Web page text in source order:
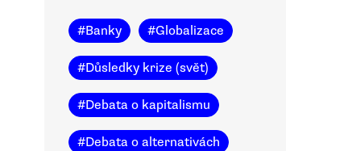
#Banky #Globalizace
#Důsledky krize (svět)
#Debata o kapitalismu
#Debata o alternativách